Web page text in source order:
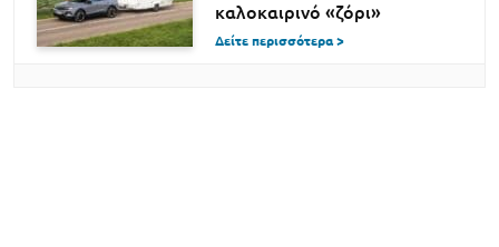
καλοκαιρινό «ζόρι»
Δείτε περισσότερα >